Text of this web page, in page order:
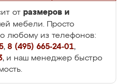
от размеров и
мебели. Просто
любому из телефонов:
, 8 (495) 665-24-01,
, и наш менеджер быстро